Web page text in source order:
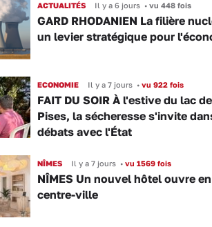
ACTUALITÉS Il y a 6 jours •vu 448 fois
GARD RHODANIEN La filière
un levier stratégique pour
ECONOMIE Il y a 7 jours •vu 922 fois
FAIT DU SOIR À l'estive du lac
Pises, la sécheresse s'invite
débats avec l'État
NÎMES Il y a 7 jours •vu 1569 fois
NÎMES Un nouvel hôtel ouvre en
centre-ville